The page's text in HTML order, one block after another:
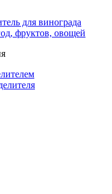
для винограда
фруктов, овощей